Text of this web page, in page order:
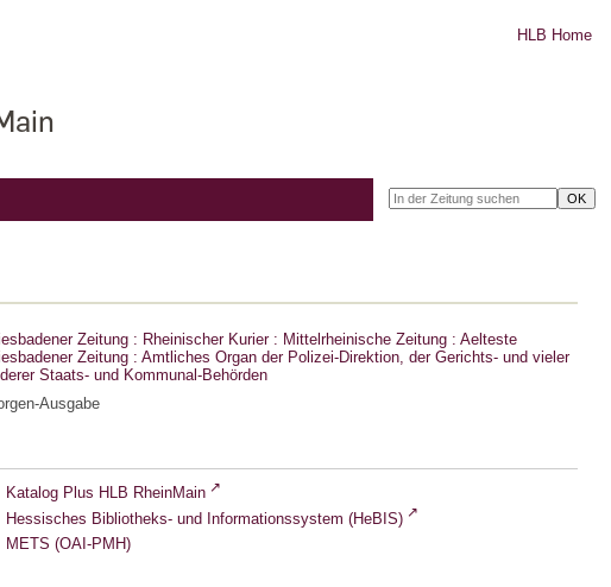
HLB Home
Zeitung : Rheinischer Kurier : Mittelrheinische Zeitung : Aelteste
Zeitung : Amtliches Organ der Polizei-Direktion, der Gerichts- und vieler
Staats- und Kommunal-Behörden
Ausgabe
Katalog Plus HLB RheinMain
Hessisches Bibliotheks- und Informationssystem (HeBIS)
METS (OAI-PMH)